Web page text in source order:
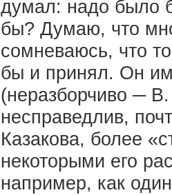
думал: надо было
бы? Думаю, что
сомневаюсь, что
бы и принял. Он
(неразборчиво ─
несправедлив,
Казакова, более
некоторыми его
например, как